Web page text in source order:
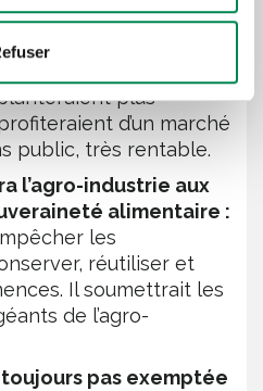
européennes
des biens
plus
d’un marché
public, très rentable.
l’agro-industrie aux
alimentaire :
les
réutiliser et
Il soumettrait les
de l’agro-
toujours pas exemptée